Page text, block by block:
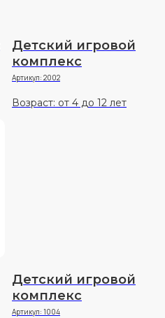
Детский игровой
комплекс
Артикул: 2002
Возраст: от 4 до 12 лет
Детский игровой
комплекс
Артикул: 1004